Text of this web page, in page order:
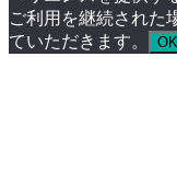
ご利用を継続された
ていただきます。
OK